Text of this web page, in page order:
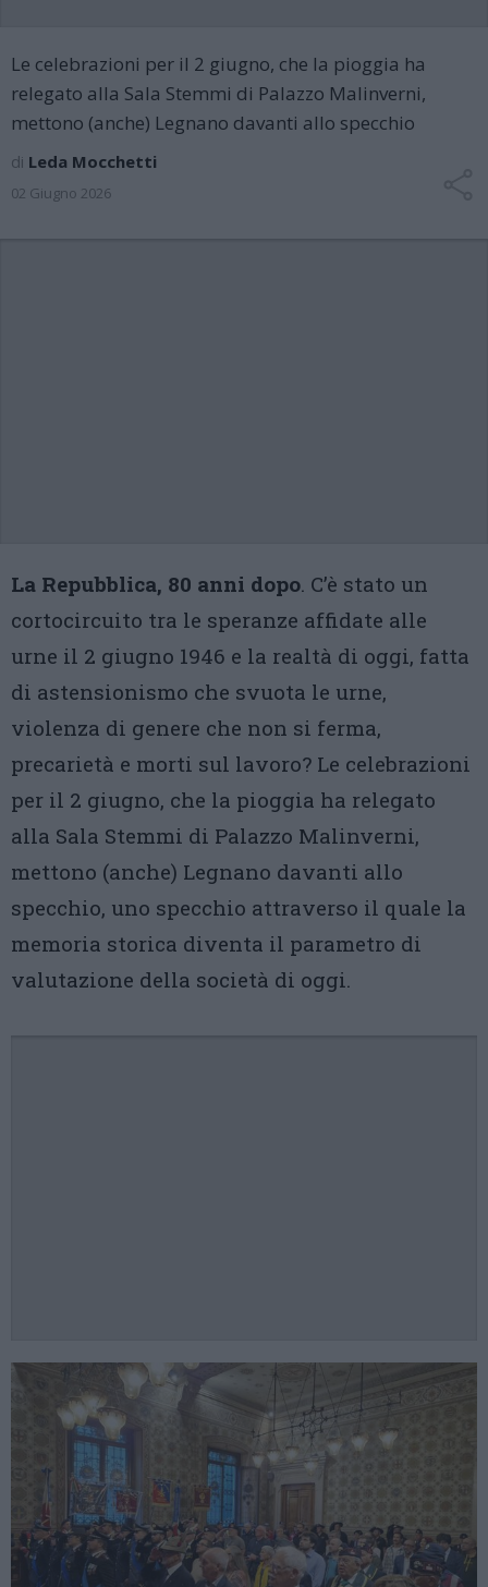
Le celebrazioni per il 2 giugno, che la pioggia ha
relegato alla Sala Stemmi di Palazzo Malinverni,
mettono (anche) Legnano davanti allo specchio
di Leda Mocchetti
02 Giugno 2026
La Repubblica, 80 anni dopo. C’è stato un
cortocircuito tra le speranze affidate alle
urne il 2 giugno 1946 e la realtà di oggi, fatta
di astensionismo che svuota le urne,
violenza di genere che non si ferma,
precarietà e morti sul lavoro? Le celebrazioni
per il 2 giugno, che la pioggia ha relegato
alla Sala Stemmi di Palazzo Malinverni,
mettono (anche) Legnano davanti allo
specchio, uno specchio attraverso il quale la
memoria storica diventa il parametro di
valutazione della società di oggi.